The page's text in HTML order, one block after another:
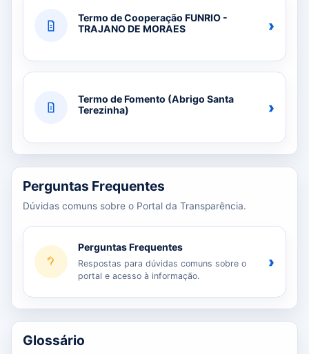
Termo de Cooperação FUNRIO -
TRAJANO DE MORAES
›
Termo de Fomento (Abrigo Santa
Terezinha)
›
Perguntas Frequentes
Dúvidas comuns sobre o Portal da Transparência.
Perguntas Frequentes
Respostas para dúvidas comuns sobre o
portal e acesso à informação.
›
Glossário